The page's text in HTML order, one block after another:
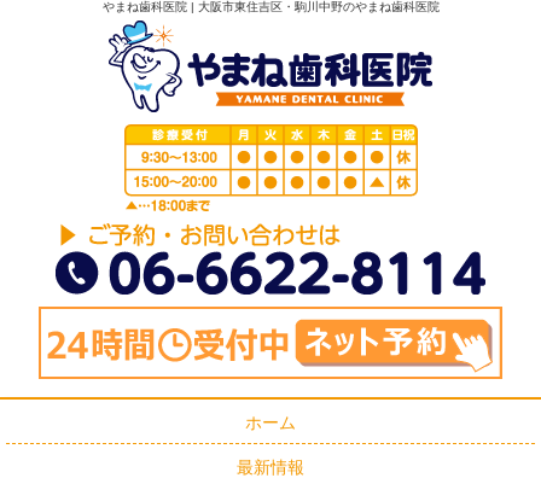
やまね歯科医院 | 大阪市東住吉区・駒川中野のやまね歯科医院
ホーム
最新情報